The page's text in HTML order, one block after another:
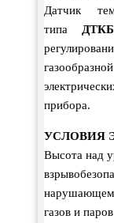
Датчик
типа ДТКБ
прибора.
УСЛОВИЯ
Высота над
газов и